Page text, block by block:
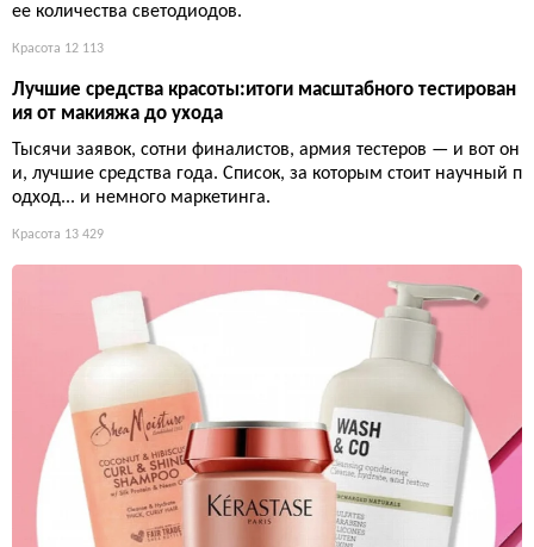
ее количества светодиодов.
Красота 12 113
Лучшие средства красоты:итоги масштабного тестирован
ия от макияжа до ухода
Тысячи заявок, сотни финалистов, армия тестеров — и вот он
и, лучшие средства года. Список, за которым стоит научный п
одход... и немного маркетинга.
Красота 13 429